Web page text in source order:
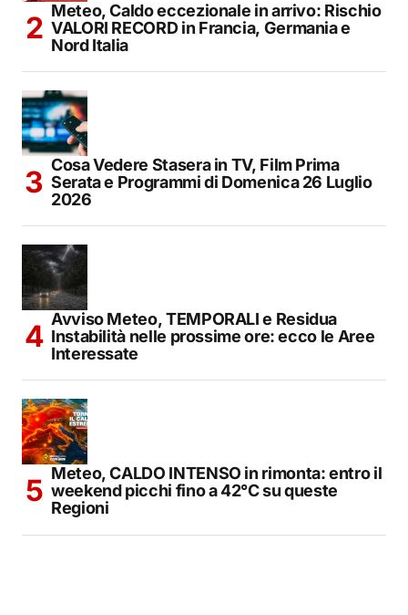
Meteo, Caldo eccezionale in arrivo: Rischio
VALORI RECORD in Francia, Germania e
Nord Italia
Cosa Vedere Stasera in TV, Film Prima
Serata e Programmi di Domenica 26 Luglio
2026
Avviso Meteo, TEMPORALI e Residua
Instabilità nelle prossime ore: ecco le Aree
Interessate
Meteo, CALDO INTENSO in rimonta: entro il
weekend picchi fino a 42°C su queste
Regioni